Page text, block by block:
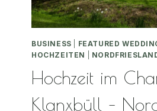
BUSINESS FEATURED
HOCHZEITEN
Hochzeit im
Klanxbüll –